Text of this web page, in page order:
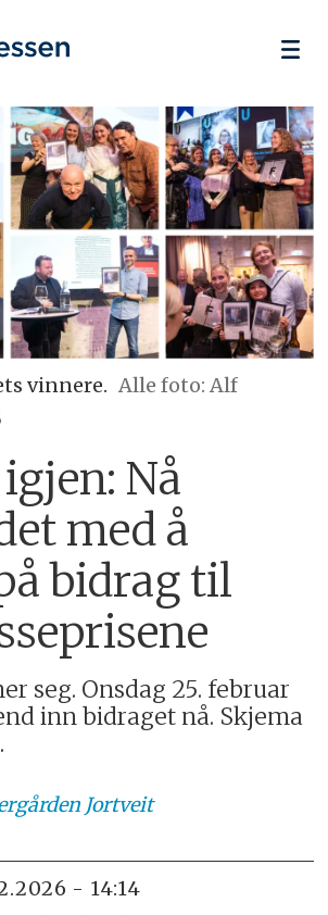
vinnere. Alle foto: Alf
Nå
med å
bidrag til
seg. Onsdag 25. februar
inn bidraget nå. Skjema
Jortveit
- 14:14